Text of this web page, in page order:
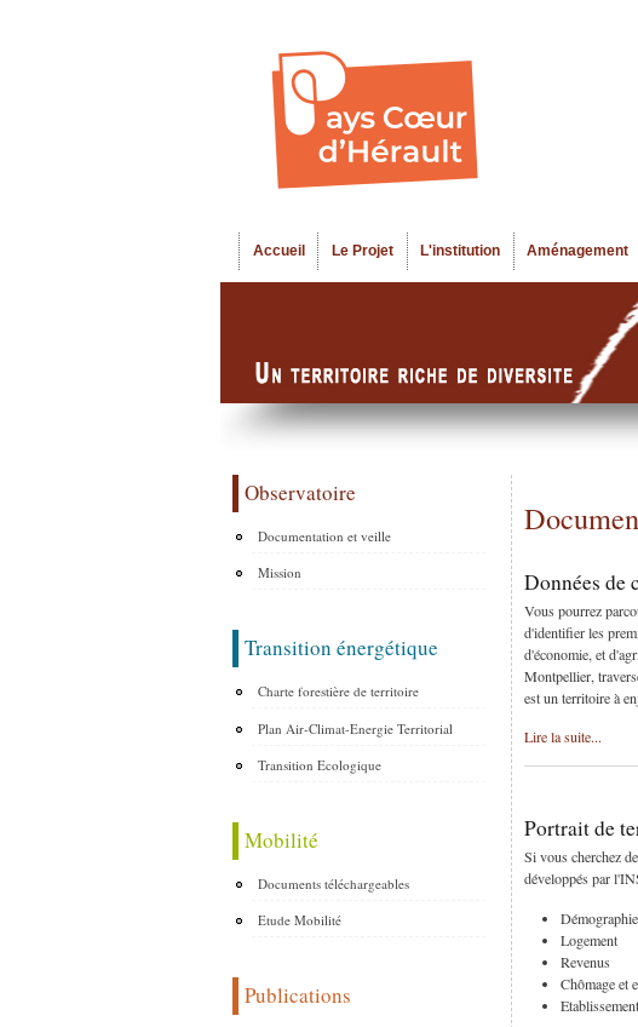
Menu principal
Accueil Le Projet L'institution Aménagement
Observatoire
Documentation et veille
Mission
Transition énergétique
Charte forestière de territoire
Plan Air-Climat-Energie Territorial
Transition Ecologique
Mobilité
Documents téléchargeables
Etude Mobilité
Publications
Données de
Vous pourrez
d'identifier les
d'économie, et
Montpellier,
est un territoire à
Lire la suite...
Portrait de
Si vous cherchez
développés par
Démographie
Logement
Revenus
Chômage et